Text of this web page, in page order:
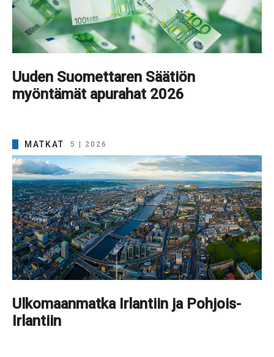
Uuden Suomettaren Säätiön
myöntämät apurahat 2026
MATKAT 5 | 2026
Ulkomaanmatka Irlantiin ja Pohjois-
Irlantiin